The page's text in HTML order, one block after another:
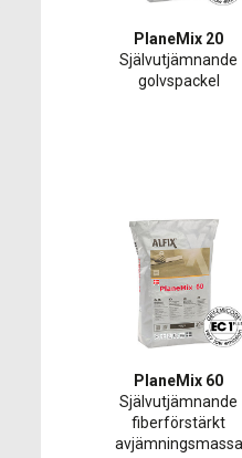
PlaneMix 20
Självutjämnande
golvspackel
PlaneMix 60
Självutjämnande
fiberförstärkt
avjämningsmassa